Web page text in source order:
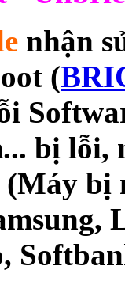
nhận
(
bị
bị